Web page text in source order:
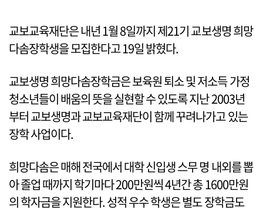
교보교육재단은 내년 1월 8일까지 제21기 교보생명 희망
다솜장학생을 모집한다고 19일 밝혔다.
교보생명 희망다솜장학금은 보육원 퇴소 및 저소득 가정
청소년들이 배움의 뜻을 실현할 수 있도록 지난 2003년
부터 교보생명과 교보교육재단이 함께 꾸려나가고 있는
장학 사업이다.
희망다솜은 매해 전국에서 대학 신입생 스무 명 내외를 뽑
아 졸업 때까지 학기마다 200만원씩 4년간 총 1600만원
의 학자금을 지원한다. 성적 우수 학생은 별도 장학금도